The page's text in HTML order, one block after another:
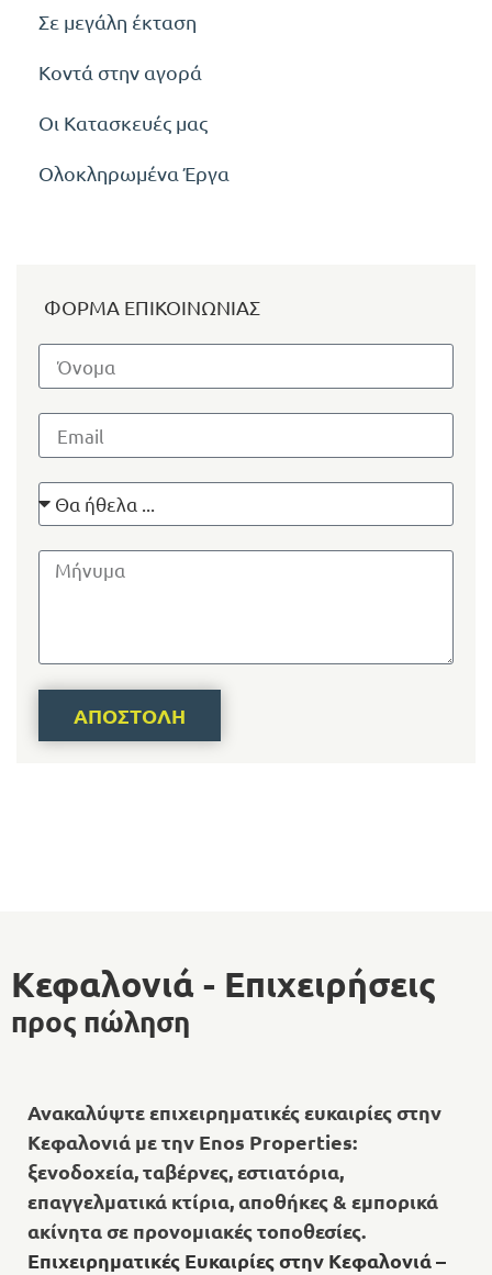
Σε μεγάλη έκταση
Κοντά στην αγορά
Οι Κατασκευές μας
Ολοκληρωμένα Έργα
ΑΠΟΣΤΟΛΉ
Κεφαλονιά - Επιχειρήσεις
προς πώληση
Ανακαλύψτε επιχειρηματικές ευκαιρίες στην
Κεφαλονιά με την Enos Properties:
ξενοδοχεία, ταβέρνες, εστιατόρια,
επαγγελματικά κτίρια, αποθήκες & εμπορικά
ακίνητα σε προνομιακές τοποθεσίες.
Επιχειρηματικές Ευκαιρίες στην Κεφαλονιά –